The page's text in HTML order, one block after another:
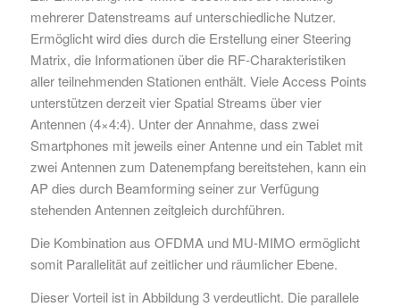
mehrerer Datenstreams auf unterschiedliche Nutzer.
Ermöglicht wird dies durch die Erstellung einer Steering
Matrix, die Informationen über die RF-Charakteristiken
aller teilnehmenden Stationen enthält. Viele Access Points
unterstützen derzeit vier Spatial Streams über vier
Antennen (4×4:4). Unter der Annahme, dass zwei
Smartphones mit jeweils einer Antenne und ein Tablet mit
zwei Antennen zum Datenempfang bereitstehen, kann ein
AP dies durch Beamforming seiner zur Verfügung
stehenden Antennen zeitgleich durchführen.
Die Kombination aus OFDMA und MU-MIMO ermöglicht
somit Parallelität auf zeitlicher und räumlicher Ebene.
Dieser Vorteil ist in Abbildung 3 verdeutlicht. Die parallele